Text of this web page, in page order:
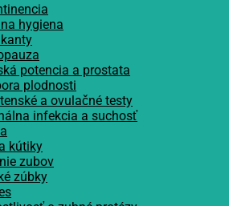
hygiena
potencia a prostata
plodnosti
a ovulačné testy
infekcia a suchosť
kútiky
zubov
zúbky